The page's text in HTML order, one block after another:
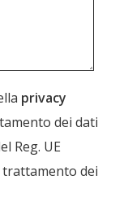
privacy
dei dati
Reg. UE
trattamento dei